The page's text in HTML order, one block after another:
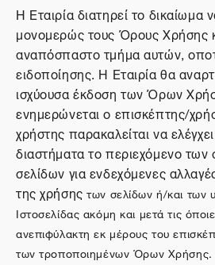
Η Εταιρία διατηρεί το δικαίωμα
μονομερώς τους Όρους Χρήσης
αναπόσπαστο τμήμα αυτών,
ειδοποίησης. Η Εταιρία θα
ισχύουσα έκδοση των Όρων
ενημερώνεται ο επισκέπτης/
χρήστης παρακαλείται να
διαστήματα το περιεχόμενο των
σελίδων για ενδεχόμενες
της χρήσηςτων σελίδων ή/και των
Ιστοσελίδας ακόμη και μετά τις
ανεπιφύλακτη εκ μέρους του
των τροποποιημένων Όρων Χρήσης.